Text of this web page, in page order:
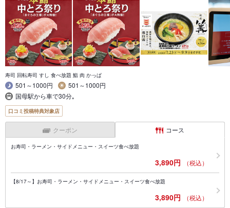
寿司 回転寿司 すし 食べ放題 鮨 肉 かっぱ
501～1000円
501～1000円
国母駅から車で30分｡
口コミ投稿特典対象店
クーポン コース
お寿司・ラーメン・サイドメニュー・スイーツ食べ放題
3,890円 （税込）
【8/17～】お寿司・ラーメン・サイドメニュー・スイーツ食べ放題
3,890円 （税込）